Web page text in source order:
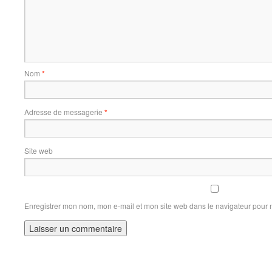
Nom *
Adresse de messagerie *
Site web
Enregistrer mon nom, mon e-mail et mon site web dans le navigateur pour